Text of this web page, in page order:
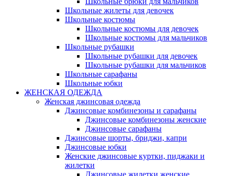
Школьные жилеты для девочек
Школьные костюмы
Школьные костюмы для девочек
Школьные костюмы для мальчиков
Школьные рубашки
Школьные рубашки для девочек
Школьные рубашки для мальчиков
Школьные сарафаны
Школьные юбки
ЖЕНСКАЯ ОДЕЖДА
Женская джинсовая одежда
Джинсовые комбинезоны и сарафаны
Джинсовые комбинезоны женские
Джинсовые сарафаны
Джинсовые шорты, бриджи, капри
Джинсовые юбки
Женские джинсовые куртки, пиджаки и
жилетки
Джинсовые жилетки женские